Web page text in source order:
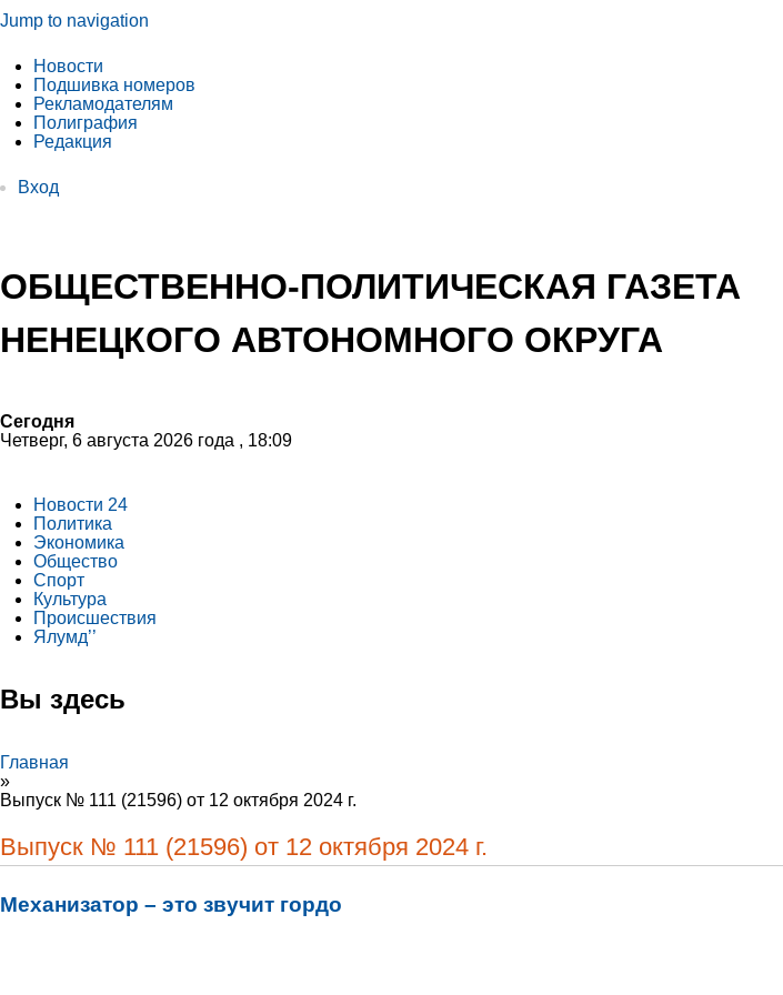
Jump to navigation
Новости
Подшивка номеров
Рекламодателям
Полиграфия
Редакция
Вход
ОБЩЕСТВЕННО-ПОЛИТИЧЕСКАЯ ГАЗЕТА
НЕНЕЦКОГО АВТОНОМНОГО ОКРУГА
Сегодня
Четверг, 6 августа 2026 года , 18:09
Новости 24
Политика
Экономика
Общество
Спорт
Культура
Происшествия
Ялумд’’
Вы здесь
Главная
»
Выпуск № 111 (21596) от 12 октября 2024 г.
Выпуск № 111 (21596) от 12 октября 2024 г.
Механизатор – это звучит гордо